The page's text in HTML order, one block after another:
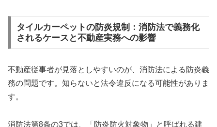
タイルカーペットの防炎規制：消防法で義務化
されるケースと不動産実務への影響
不動産従事者が見落としやすいのが、消防法による防炎義
務の問題です。知らないと法令違反になる可能性がありま
す。
消防法第8条の3では、「防炎防火対象物」と呼ばれる建